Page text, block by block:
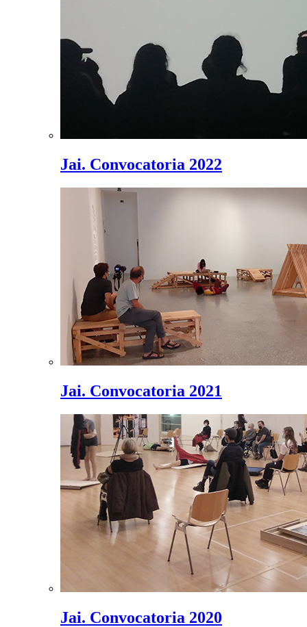
Jai. Convocatoria 2022
Jai. Convocatoria 2021
Jai. Convocatoria 2020